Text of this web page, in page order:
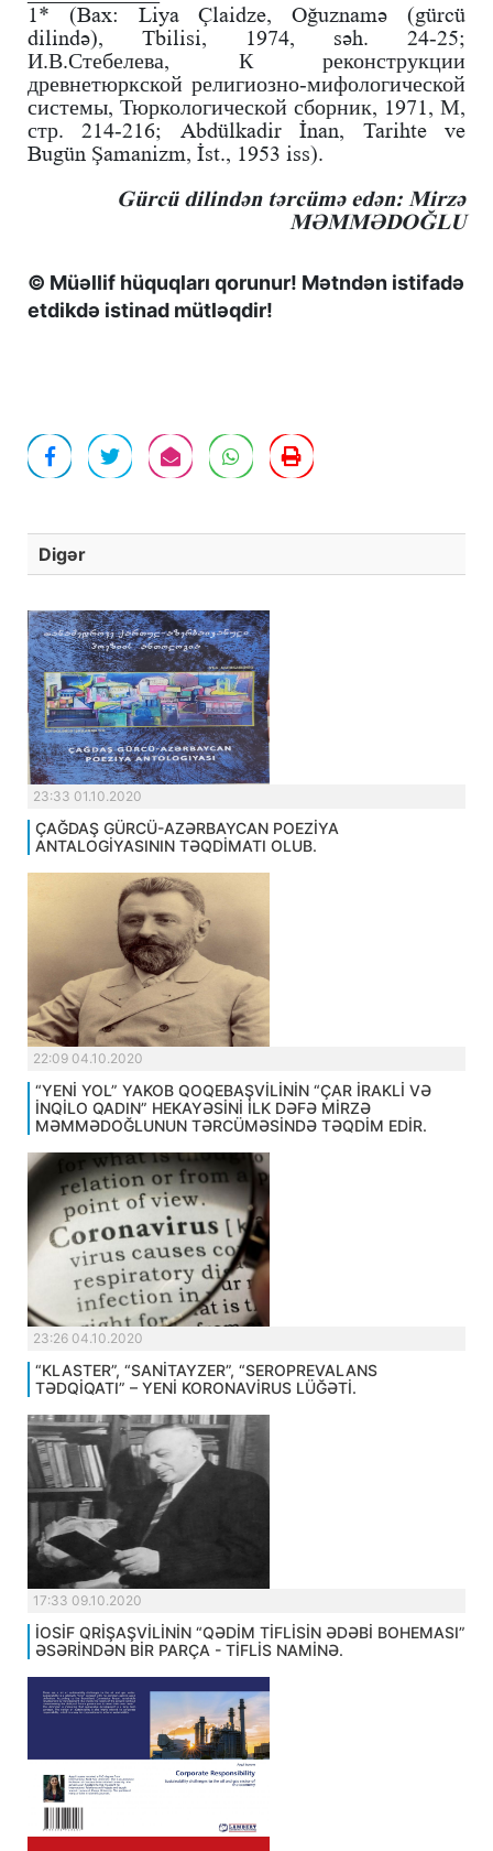
1* (Bax: Liya Çlaidze, Oğuznamə (gürcü
dilində), Tbilisi, 1974, səh. 24-25;
И.В.Стебелева, К реконструкции
древнетюркской религиозно-мифологической
системы, Тюркологической сборник, 1971, М,
стр. 214-216; Abdülkadir İnan, Tarihte ve
Bugün Şamanizm, İst., 1953 iss).
Gürcü dilindən tərcümə edən: Mirzə
MƏMMƏDOĞLU
© Müəllif hüquqları qorunur! Mətndən istifadə
etdikdə istinad mütləqdir!
Digər
23:33 01.10.2020
ÇAĞDAŞ GÜRCÜ-AZƏRBAYCAN POEZİYA
ANTALOGİYASININ TƏQDİMATI OLUB.
22:09 04.10.2020
“YENİ YOL” YAKOB QOQEBAŞVİLİNİN “ÇAR İRAKLİ VƏ
İNQİLO QADIN” HEKAYƏSİNİ İLK DƏFƏ MİRZƏ
MƏMMƏDOĞLUNUN TƏRCÜMƏSİNDƏ TƏQDİM EDİR.
23:26 04.10.2020
“KLASTER”, “SANİTAYZER”, “SEROPREVALANS
TƏDQİQATI” – YENİ KORONAVİRUS LÜĞƏTİ.
17:33 09.10.2020
İOSİF QRİŞAŞVİLİNİN “QƏDİM TİFLİSİN ƏDƏBİ BOHEMASI”
ƏSƏRİNDƏN BİR PARÇA - TİFLİS NAMİNƏ.